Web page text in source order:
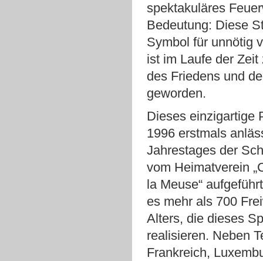
spektakuläres
Bedeutung: Diese
Symbol für unnötig
ist im Laufe der
des Friedens und
geworden.
Dieses einzigartige
1996 erstmals
Jahrestages der
vom Heimatverein
la Meuse“
es mehr als 700
Alters, die dieses
realisieren. Neben
Frankreich,